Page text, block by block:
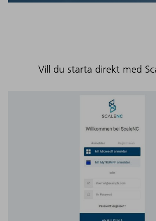
Vill du starta direkt med